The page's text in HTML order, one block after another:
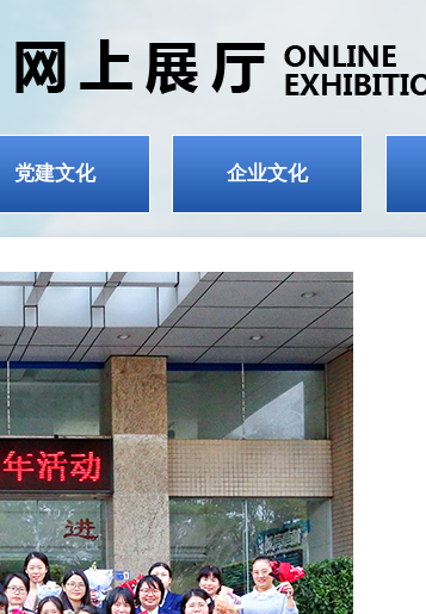
党建文化 企业文化